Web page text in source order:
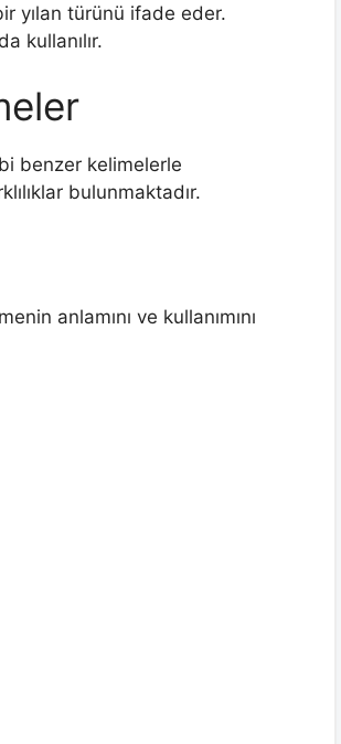
yılan türünü ifade eder.
kullanılır.
benzer kelimelerle
bulunmaktadır.
anlamını ve kullanımını